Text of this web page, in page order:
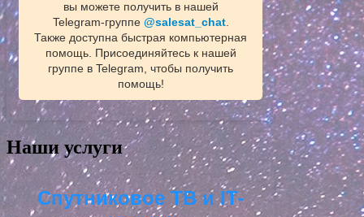
вы можете получить в нашей
Telegram‑группе @salesat_chat.
Также доступна быстрая компьютерная
помощь. Присоединяйтесь к нашей
группе в Telegram, чтобы получить
помощь!
Наши услуги
Спутниковое ТВ и IT-